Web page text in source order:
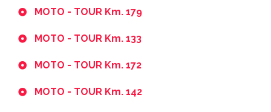
MOTO - TOUR Km. 179
MOTO - TOUR Km. 133
MOTO - TOUR Km. 172
MOTO - TOUR Km. 142